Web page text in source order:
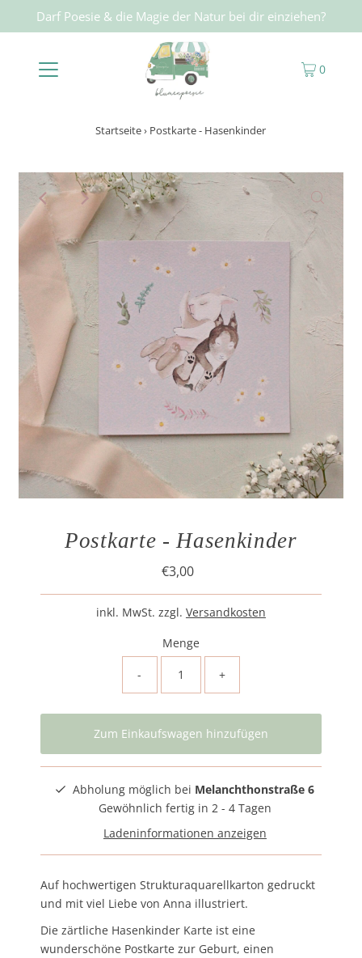
Darf Poesie & die Magie der Natur bei dir einziehen?
0
Startseite› Postkarte - Hasenkinder
Postkarte - Hasenkinder
Regulärer
Preis
€3,00
inkl. MwSt. zzgl. Versandkosten
Menge
- +
Abholung möglich bei Melanchthonstraße 6
Gewöhnlich fertig in 2 - 4 Tagen
Ladeninformationen anzeigen
Auf hochwertigen Strukturaquarellkarton gedruckt
und mit viel Liebe von Anna illustriert.
Die zärtliche Hasenkinder Karte ist eine
wunderschöne Postkarte zur Geburt, einen